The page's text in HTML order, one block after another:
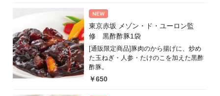
東京赤坂 メゾン・ド・ユーロン監
修 黒酢酢豚1袋
[通販限定商品]豚肉のから揚げに、炒め
た玉ねぎ・人参・たけのこを加えた黒酢
酢豚。
￥650